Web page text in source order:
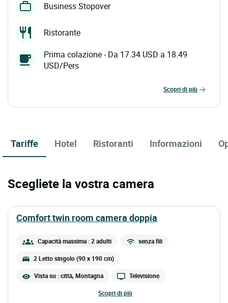
Business Stopover
Ristorante
Prima colazione - Da 17.34 USD a 18.49
USD/Pers
scopri di più
Tariffe Hotel Ristoranti Informazioni
Scegliete la vostra camera
comfort twin room camera doppia
Capacità massima : 2 adulti senza fili
2 Letto singolo (90 x 190 cm)
Vista su : città, Montagna Televisione
scopri di più